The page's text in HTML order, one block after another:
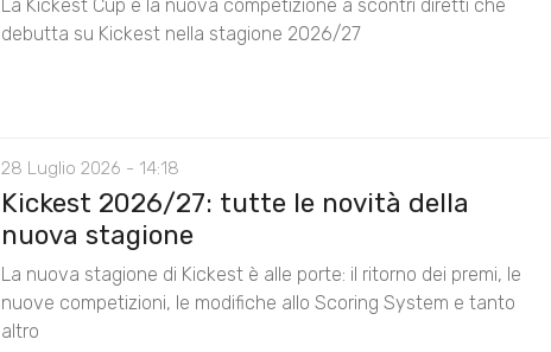
La Kickest Cup è la nuova competizione a scontri diretti che
debutta su Kickest nella stagione 2026/27
28 Luglio 2026 - 14:18
Kickest 2026/27: tutte le novità della
nuova stagione
La nuova stagione di Kickest è alle porte: il ritorno dei premi, le
nuove competizioni, le modifiche allo Scoring System e tanto
altro